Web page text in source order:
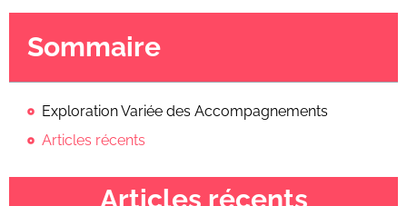
Sommaire
Exploration Variée des Accompagnements
Articles récents
Articles récents